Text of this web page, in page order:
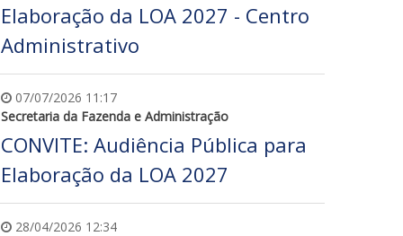
Elaboração da LOA 2027 - Centro
Administrativo
07/07/2026 11:17
Secretaria da Fazenda e Administração
CONVITE: Audiência Pública para
Elaboração da LOA 2027
28/04/2026 12:34